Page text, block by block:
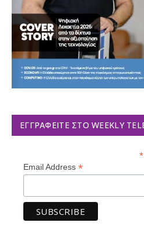
ΕΓΓΡΑΦΕΊΤΕ ΣΤΟ WEEKLY
*
Email Address *